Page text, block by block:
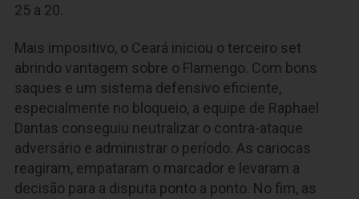
25 a 20.
Mais impositivo, o Ceará iniciou o terceiro set
abrindo vantagem sobre o Flamengo. Com bons
saques e um sistema defensivo eficiente,
especialmente no bloqueio, a equipe de Raphael
Dantas conseguiu neutralizar o contra-ataque
adversário e administrar o período. As cariocas
reagiram, empataram o marcador e levaram a
decisão para a disputa ponto a ponto. No fim, as